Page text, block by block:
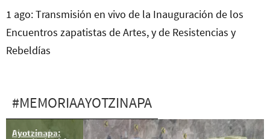
1 ago: Transmisión en vivo de la Inauguración de los
Encuentros zapatistas de Artes, y de Resistencias y
Rebeldías
#MEMORIAAYOTZINAPA
Ayotzinapa:
Plantón de